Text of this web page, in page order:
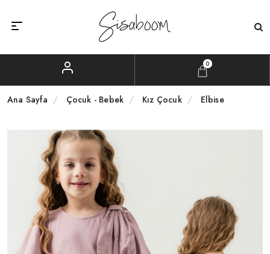
0
Ana Sayfa Çocuk - Bebek Kız Çocuk Elbise